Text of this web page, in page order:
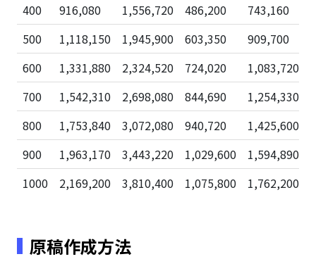
400
916,080 1,556,720 486,200 743,160
500
1,118,150 1,945,900 603,350 909,700
600
1,331,880 2,324,520 724,020 1,083,720
700
1,542,310 2,698,080 844,690 1,254,330
800
1,753,840 3,072,080 940,720 1,425,600
900
1,963,170 3,443,220 1,029,600 1,594,890
1000
2,169,200 3,810,400 1,075,800 1,762,200
原稿作成方法